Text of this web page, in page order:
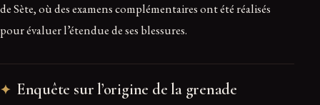
de Sète, où des examens complémentaires ont été réalisés
pour évaluer l’étendue de ses blessures.
Enquête sur l’origine de la grenade